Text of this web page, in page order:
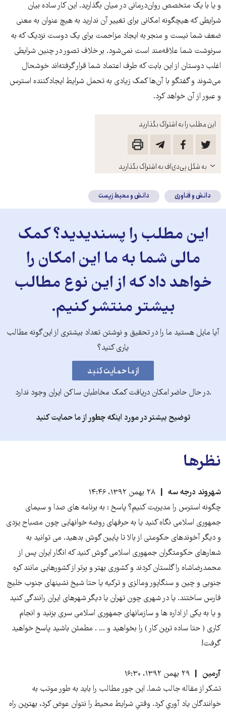
این مطلب را به اشتراک بگذارید
باز
کنید
به شکل پی‌دی‌اف به اشتراک بگذارید
و یا با یک متخصص روان‌درمانی در میان بگذارید. این کار ساده بیان
شرایطی که هیچگونه امکانی برای تغییر آن ندارید به هیچ عنوان به معنی
ضعف شما نیست و منجر به ایجاد مزاحمت برای یک دوست نزدیک که به
سرنوشت شما علاقه‌مند است نمی‌شود. بر خلاف تصور در چنین شرایطی
اغلب دوستان از این بابت که طرف اعتماد شما قرار گرفته‌اند خوشحال
می‌شوند و گفتگو با آن‌ها کمک زیادی به تحمل شرایط ایجاد‌کننده استرس
و عبور از آن خواهد کرد.
دانش و فناوری دانش و محیط زیست
این مطلب را پسندیدید؟ کمک
مالی شما به ما این امکان را
خواهد داد که از این نوع مطالب
بیشتر منتشر کنیم.
آیا مایل هستید ما را در تحقیق و نوشتن تعداد بیشتری از این‌گونه مطالب
یاری کنید؟
.در حال حاضر امکان دریافت کمک مخاطبان ساکن ایران وجود ندارد
توضیح بیشتر در مورد اینکه چطور از ما حمایت کنید
نظرها
شهروند درجه سه
۲۸ بهمن ۱۳۹۲، ۱۴:۴۶
چگونه استرس را مدیریت کنیم؟ پاسخ : به برنامه های صدا و سیمای
جمهوری اسلامی نگاه کنید یا به حرفهای روضه خوانهایی چون مصباح یزدی
و دیگر آخوندهای حکومتی از بالا تا پایین گوش بدهید. می توانید به
شعارهای حکومتگران جمهوری اسلامی گوش کنید که انگار ایران پس از
محمدرضاشاه را گلستان کردند و کشوری بهتر و برتر از کشورهایی مانند کره
جنوبی و چین و سنگاپور ومالزی و ترکیه یا حتا شیخ نشینهای جنوب خلیج
فارس ساختند. یا در شهری چون تهران یا دیگر شهرهای ایران رانندگی کنید
و یا به یکی از اداره ها و سازمانهای جمهوری اسلامی سری بزنید و انجام
کاری ( حتا ساده ترین کار ) را بخواهید و ... . مطمئن باشید پاسخ خواهید
گرفت!
آرمين
۲۹ بهمن ۱۳۹۲، ۱۶:۳۰
تشكر از مقاله جالب شما. اين جور مطالب را بايد به طور موتب به
خوانندگان ياد آوري كرد. وقتي شرايط محيط را نتوان عوض كرد، بهترين راه